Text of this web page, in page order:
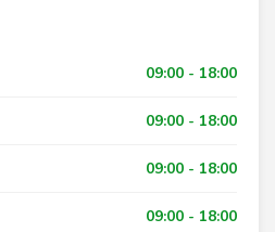
09:00 - 18:00
09:00 - 18:00
09:00 - 18:00
09:00 - 18:00